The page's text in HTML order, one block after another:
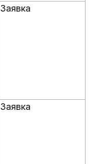
Заявка
Заявка